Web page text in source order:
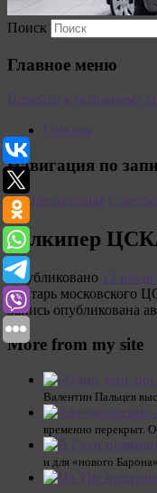
Поиск
Главное меню
Перейти к основному
Главная
Навигация по
←Предыдущая
Голкипер
Опубликовано 12
Вратарь московского
Запись опубликована
More from my site
Валентин Пальцев
временно перекрыт.
и для «нового